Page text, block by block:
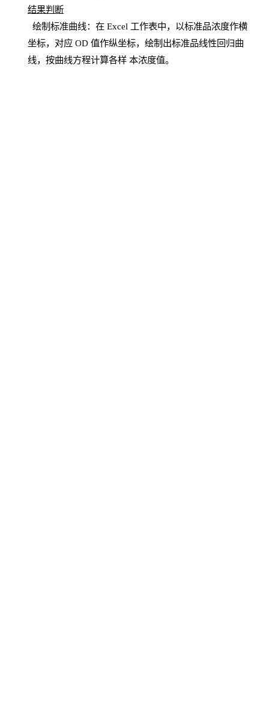
结果判断
绘制标准曲线：在 Excel 工作表中，以标准品浓度作横
坐标，对应OD 值作纵坐标，绘制出标准品线性回归曲
线，按曲线方程计算各样 本浓度值。